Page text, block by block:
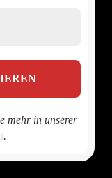
mehr in unserer
.